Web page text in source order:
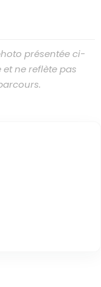
présentée ci-
ne reflète pas